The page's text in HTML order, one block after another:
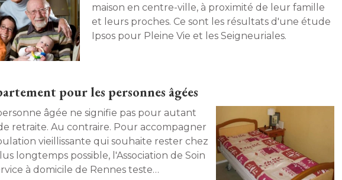
maison en centre-ville, à proximité de leur famille
et leurs proches. Ce sont les résultats d'une étude
Ipsos pour Pleine Vie et les Seigneuriales.
pour les personnes âgées
âgée ne signifie pas pour autant
retraite. Au contraire. Pour accompagner
vieillissante qui souhaite rester chez
longtemps possible, l'Association de Soin
à domicile de Rennes teste